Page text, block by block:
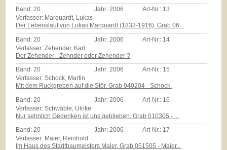
Band:20 Jahr:2006 Art-Nr.: 13
Verfasser: Marquardt, Lukas
Der Lebenslauf von Lukas Marquardt (1833-1916). Grab 06...
Band: 20 Jahr: 2006 Art-Nr.: 14
Verfasser: Zehender, Karl
Der Zehender - Zehnder oder Zehender ?
Band:20 Jahr:2006 Art-Nr.: 15
Verfasser: Schock, Martin
Mit dem Ruckgreben auf die Stör. Grab 040204 - Schock.
Band: 20 Jahr: 2006 Art-Nr.: 16
Verfasser: Schwäble, Ulrike
Nur sehnlich Gedenken ist uns geblieben. Grab 010305 - ...
Band:20 Jahr:2006 Art-Nr.: 17
Verfasser: Maier, Reinhold
Im Haus des Stadtbaumeisters Maier. Grab 051505 - Maier...